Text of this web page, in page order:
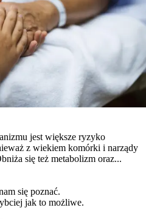
jest większe ryzyko
z wiekiem komórki i narządy
się też metabolizm oraz...
się poznać.
jak to możliwe.